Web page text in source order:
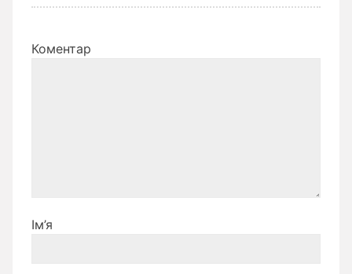
Коментар
Ім’я